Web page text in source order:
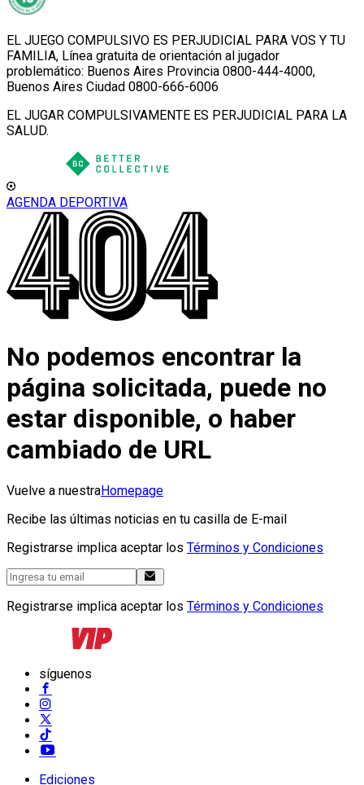
EL JUEGO COMPULSIVO ES PERJUDICIAL PARA VOS Y TU
FAMILIA, Línea gratuita de orientación al jugador
problemático: Buenos Aires Provincia 0800-444-4000,
Buenos Aires Ciudad 0800-666-6006
EL JUGAR COMPULSIVAMENTE ES PERJUDICIAL PARA LA
SALUD.
AGENDA DEPORTIVA
No podemos encontrar la
página solicitada, puede no
estar disponible, o haber
cambiado de URL
Vuelve a nuestraHomepage
Recibe las últimas noticias en tu casilla de E-mail
Registrarse implica aceptar los Términos y Condiciones
Registrarse implica aceptar los Términos y Condiciones
síguenos
Ediciones